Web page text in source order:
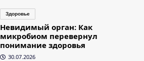
Здоровье
Невидимый орган: Как
микробиом перевернул
понимание здоровья
30.07.2026